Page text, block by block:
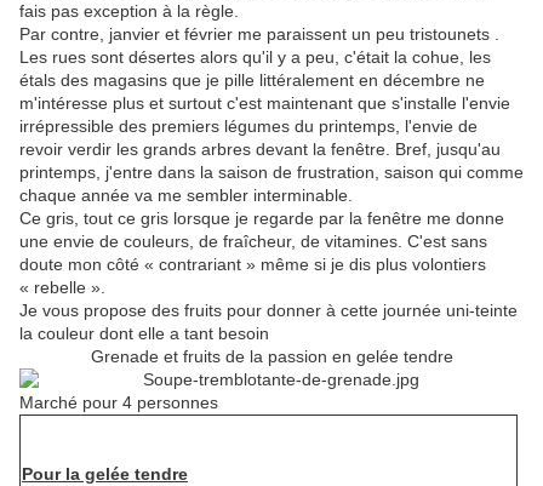
fais pas exception à la règle.
Par contre, janvier et février me paraissent un peu tristounets .
Les rues sont désertes alors qu'il y a peu, c'était la cohue, les
étals des magasins que je pille littéralement en décembre ne
m'intéresse plus et surtout c'est maintenant que s'installe l'envie
irrépressible des premiers légumes du printemps, l'envie de
revoir verdir les grands arbres devant la fenêtre. Bref, jusqu'au
printemps, j'entre dans la saison de frustration, saison qui comme
chaque année va me sembler interminable.
Ce gris, tout ce gris lorsque je regarde par la fenêtre me donne
une envie de couleurs, de fraîcheur, de vitamines. C'est sans
doute mon côté « contrariant » même si je dis plus volontiers
« rebelle ».
Je vous propose des fruits pour donner à cette journée uni-teinte
la couleur dont elle a tant besoin
Grenade et fruits de la passion en gelée tendre
Marché pour 4 personnes
Pour la gelée tendre